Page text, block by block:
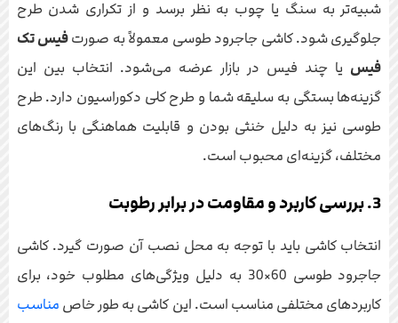
شبیه‌تر به سنگ یا چوب به نظر برسد و از تکراری شدن طرح
جلوگیری شود. کاشی جاجرود طوسی معمولاً به صورتفیس تک
فیس یا چند فیس در بازار عرضه می‌شود. انتخاب بین این
گزینه‌ها بستگی به سلیقه شما و طرح کلی دکوراسیون دارد. طرح
طوسی نیز به دلیل خنثی بودن و قابلیت هماهنگی با رنگ‌های
مختلف، گزینه‌ای محبوب است.
3. بررسی کاربرد و مقاومت در برابر رطوبت
انتخاب کاشی باید با توجه به محل نصب آن صورت گیرد. کاشی
جاجرود طوسی 60×30 به دلیل ویژگی‌های مطلوب خود، برای
کاربردهای مختلفی مناسب است. این کاشی به طور خاص مناسب